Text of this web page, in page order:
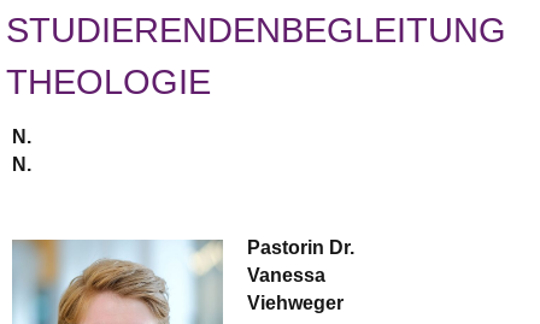
STUDIERENDENBEGLEITUNG
THEOLOGIE
N.
N.
Pastorin Dr.
Vanessa
Viehweger